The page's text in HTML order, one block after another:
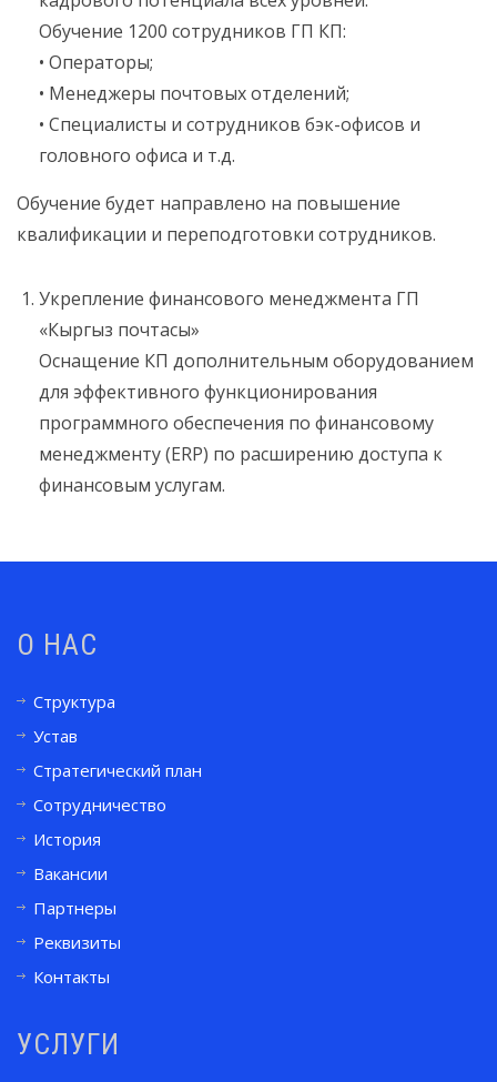
Обучение 1200 сотрудников ГП КП:
• Операторы;
• Менеджеры почтовых отделений;
• Специалисты и сотрудников бэк-офисов и
головного офиса и т.д.
Обучение будет направлено на повышение
квалификации и переподготовки сотрудников.
Укрепление финансового менеджмента ГП
«Кыргыз почтасы»
Оснащение КП дополнительным оборудованием
для эффективного функционирования
программного обеспечения по финансовому
менеджменту (ERP) по расширению доступа к
финансовым услугам.
О НАС
Структура
Устав
Стратегический план
Сотрудничество
История
Вакансии
Партнеры
Реквизиты
Контакты
УСЛУГИ